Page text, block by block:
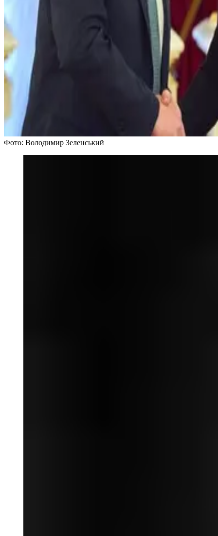
Фото: Володимир Зеленський